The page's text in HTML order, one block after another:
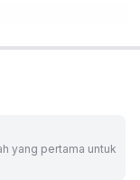
yang pertama untuk